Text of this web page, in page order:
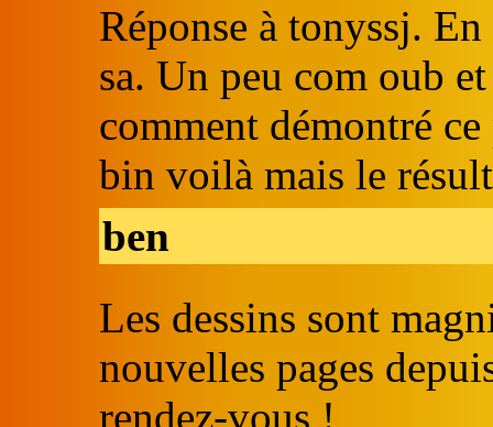
Réponse à tonyssj.
sa. Un peu com oub
comment démontré
bin voilà mais le
ben
Les dessins sont
nouvelles pages
rendez-vous !